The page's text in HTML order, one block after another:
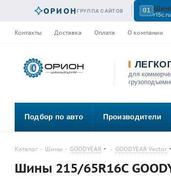
ОРИОНГРУППА САЙТОВ 01
r15c.ru
Контакты Доставка Оплата О компании
для
Подбор по авто Производители
Каталог - Шины - GOODYEAR - GOODYEAR Vector
Шины 215/65R16C